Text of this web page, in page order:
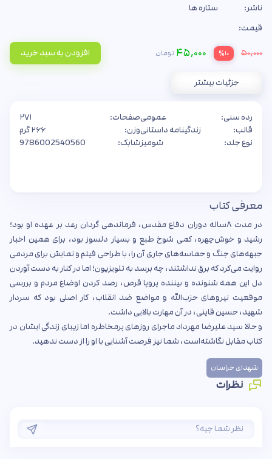
ناشر:
ستاره ها
قیمت:
۵۰,۰۰۰ %۱۰ ۴۵,۰۰۰ تومان افزودن به سبد خرید
جزئیات بیشتر
رده سنی:
عمومی
قالب:
زندگینامه داستانی
نوع جلد:
شومیز
صفحات:
۲۷۱
وزن:
۲۶۶ گرم
شابک:
9786002540560
معرفی کتاب
در مدت ۸ساله دوران دفاع مقدس، فرماندهی گردان رعد بر عهده او بود؛
رشید و خوش‌چهره، کمی شوخ طبع و بسیار دلسوز بود، برای همین اخبار
جبهه‌های جنگ و حماسه‌های جاری آن را، با طراحی فیلم و نمایش برای مردمی
روایت می‌کرد که برق نداشتند، چه برسد به تلویزیون؛ اما در کنار به دست آوردن
دل این همه شنونده و بیننده پروپا قرص، رصد کردن اوضاع مردم و بررسی
موقعیت نیروهای حزب‌الله و مواضع ضد انقلاب، کار اصلی بود که سردار
شهید، حسین قاینی، در آن مهارت بالایی داشت.
و حالا سید علیرضا مهرداد ماجرای روزهای پرمخاطره اما زیبای زندگی ایشان در
کتاب مقابل نگاشته‌است، شما نیز فرصت آشنایی با او را از دست ندهید.
شهدای خراسان
نظرات